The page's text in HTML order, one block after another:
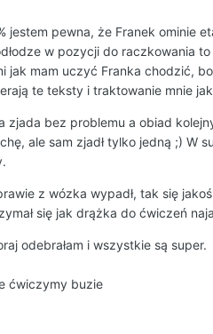
jestem pewna, że Franek ominie
w pozycji do raczkowania
jak mam uczyć Franka chodzić,
te teksty i traktowanie mnie
zjada bez problemu a obiad
ale sam zjadł tylko jedną ;) W
z wózka wypadł, tak się
się jak drążka do ćwiczeń
odebrałam i wszystkie są super.
ćwiczymy buzie